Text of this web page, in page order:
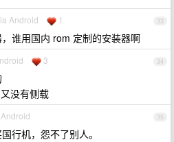
33
Android 1
谁用国内 rom 定制的安装器啊
34
3
没有侧载
35
行机，怨不了别人。